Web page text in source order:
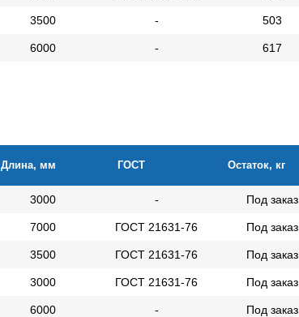
3500 - 503
6000 - 617
Длина, мм ГОСТ Остаток, кг
3000 - Под заказ
7000 ГОСТ 21631-76 Под заказ
3500 ГОСТ 21631-76 Под заказ
3000 ГОСТ 21631-76 Под заказ
6000 - Под заказ